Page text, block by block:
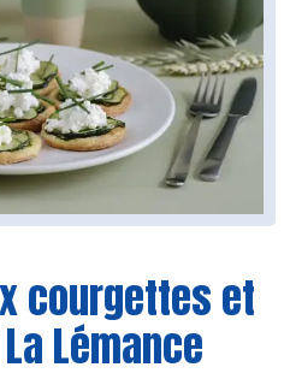
courgettes et
Lémance